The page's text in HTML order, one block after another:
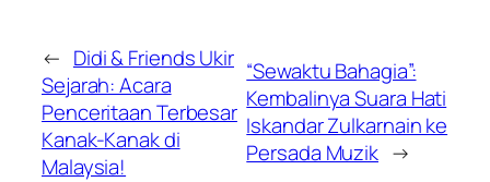
← Didi & Friends Ukir
Sejarah: Acara
Penceritaan Terbesar
Kanak-Kanak di
Malaysia!
“Sewaktu Bahagia”:
Kembalinya Suara Hati
Iskandar Zulkarnain ke
Persada Muzik →